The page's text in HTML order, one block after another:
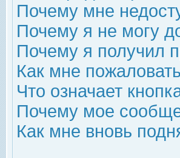
Почему мне
Почему я не могу
Почему я получил
Как мне
Что означает
Почему мое
Как мне вновь